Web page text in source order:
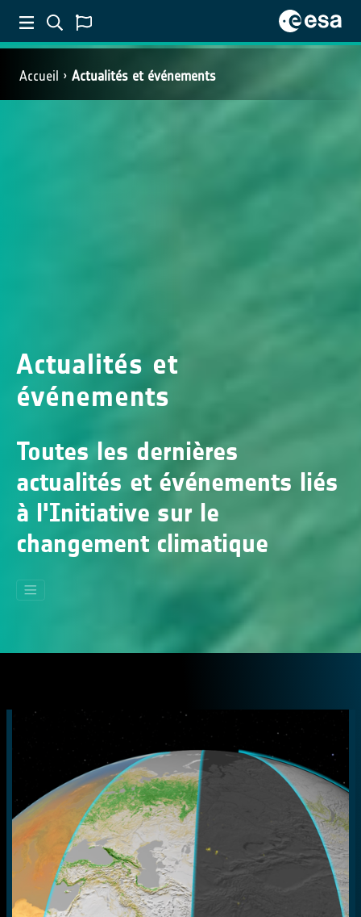
Accueil Actualités et événements
Actualités et
événements
Toutes les dernières
actualités et événements liés
à l'Initiative sur le
changement climatique